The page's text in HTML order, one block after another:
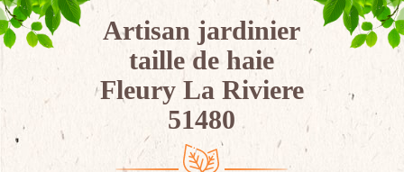
Artisan jardinier
taille de haie
Fleury La Riviere
51480